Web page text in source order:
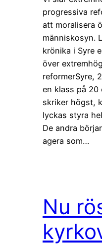
progressiva
att moralisera
människosyn.
krönika i Syre
över
reformerSyre,
en klass på 20
skriker högst,
lyckas styra
De andra
agera som…
Nu